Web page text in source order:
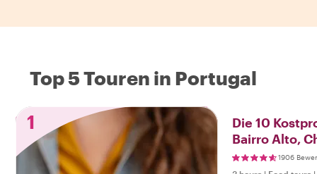
Top 5 Touren in Portugal
1
Die 10
Bairro Alto,
1906